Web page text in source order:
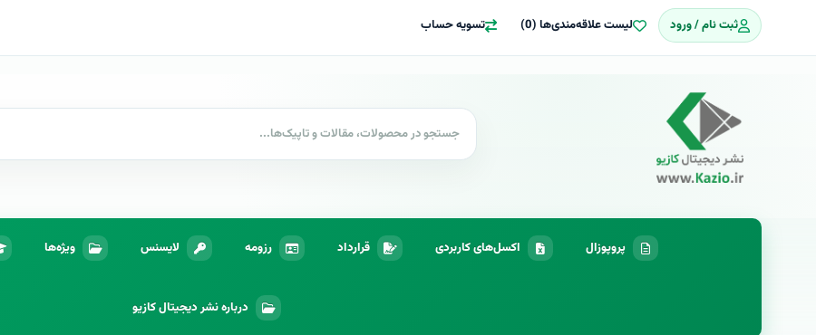
ثبت نام / ورود لیست علاقه‌مندی‌ها (0) تسویه حساب
پروپوزال اکسل‌های کاربردی قرارداد رزومه لایسنس ویژه‌ها
درباره نشر دیجیتال کازیو